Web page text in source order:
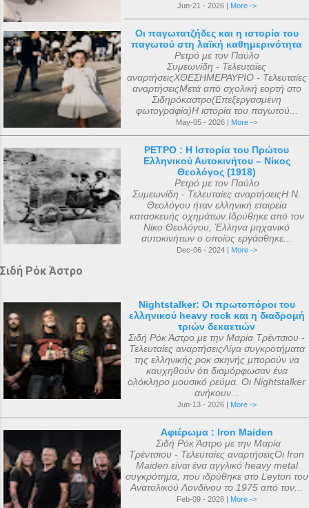
Jun-21 - 2026 | More ->
Οι παγωτατζήδες και η ιστορία του
παγωτού στη λαϊκή καθημερινότητα
Ρετρό με τον Παύλο
Συμεωνίδη - Τελευταίες
αναρτήσειςΧΘΕΣΗΜΕΡΑΥΡΙΟ - Τελευταίες
αναρτήσειςΜετά από σχολική εορτή στο
Σιδηρόκαστρο(Επεξεργασμένη
φωτογραφία)Η ιστορία του παγωτού...
May-05 - 2026 | More ->
ΡΕΤΡΟ : Η Ιστορία του Πρώτου
Ελληνικού Αυτοκινήτου – Νίκος
Θεολόγος (1918)
Ρετρό με τον Παύλο
Συμεωνίδη - Τελευταίες αναρτήσειςΗ Ν.
Θεολόγου ήταν ελληνική εταιρεία
κατασκευής οχημάτων.Ιδρύθηκε από τον
Νίκο Θεολόγου, Έλληνα μηχανικό
αυτοκινήτων ο οποίος εργάσθηκε...
Dec-06 - 2024 | More ->
Σιδή Ρόκ Άστρο
Nightstalker: Οι πρωτοπόροι του
ελληνικού heavy rock και η διαδρομή
τριών δεκαετιών
Σιδή Ρόκ Άστρο με την Μαρία Τρέντσιου -
Τελευταίες αναρτήσειςΛίγα συγκροτήματα
της ελληνικής ροκ σκηνής μπορούν να
καυχηθούν ότι διαμόρφωσαν ένα
ολόκληρο μουσικό ρεύμα. Οι Nightstalker
ανήκουν...
Jun-13 - 2026 | More ->
Αφιέρωμα : Iron Maiden
Σιδή Ρόκ Άστρο με την Μαρία
Τρέντσιου - Τελευταίες αναρτήσειςΟι Iron
Maiden είναι ένα αγγλικό heavy metal
συγκρότημα, που ιδρύθηκε στο Leyton του
Ανατολικού Λονδίνου το 1975 από τον...
Feb-09 - 2026 | More ->